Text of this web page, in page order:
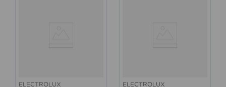
ELECTROLUX ELECTROLUX